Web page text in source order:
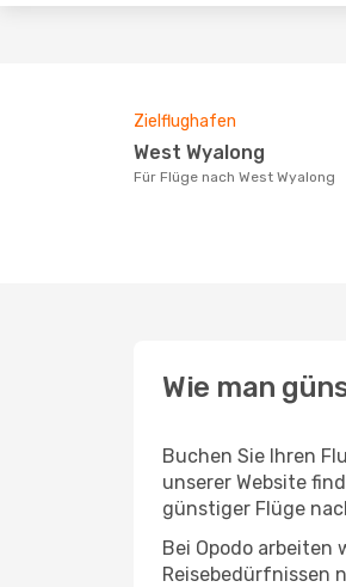
Zielflughafen
West Wyalong
Für Flüge nach West Wyalong
Wie man
Buchen Sie Ihren
unserer Website
günstiger Flüge
Bei Opodo arbeiten
Reisebedürfnissen